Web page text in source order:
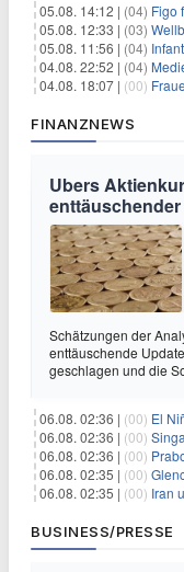
05.08. 14:12 | (04) Figo
05.08. 12:33 | (03)
05.08. 11:56 | (04)
04.08. 22:52 | (04)
04.08. 18:07 | (00)
FINANZNEWS
Ubers
Schätzungen der
enttäuschende
geschlagen und die
06.08. 02:36 | (00) El Niño:
06.08. 02:36 | (00)
06.08. 02:36 | (00)
06.08. 02:35 | (00)
06.08. 02:35 | (00) Iran
BUSINESS/PRESSE